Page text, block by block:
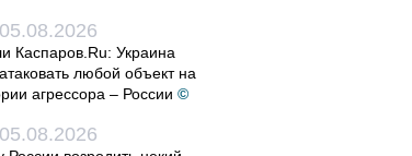
05.08.2026
Каспаров.Ru: Украина
любой объект на
агрессора – России ©
05.08.2026